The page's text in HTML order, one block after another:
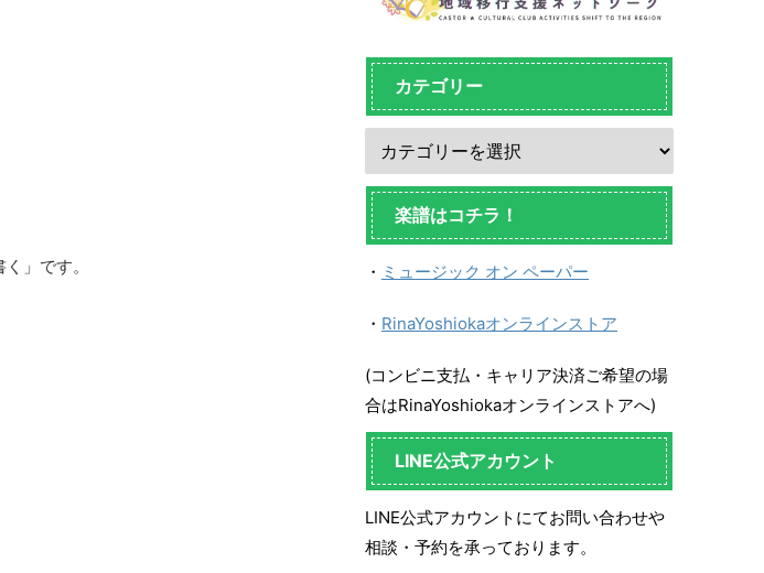
」です。
カテゴリー
楽譜はコチラ！
・ ミュージック オン ペーパー
・ RinaYoshiokaオンラインストア
(コンビニ支払・キャリア決済ご希望の場
合はRinaYoshiokaオンラインストアへ)
LINE公式アカウント
LINE公式アカウントにてお問い合わせや
相談・予約を承っております。